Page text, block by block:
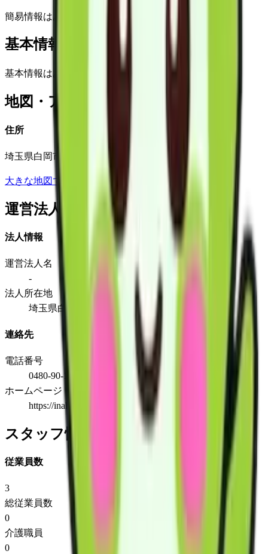
簡易情報はありません
基本情報(詳細)
基本情報はありません
地図・アクセス
住所
埼玉県白岡市西3-5-1
大きな地図で見る
運営法人
法人情報
運営法人名
-
法人所在地
埼玉県白岡市西3-5-1
連絡先
電話番号
0480-90-1745
ホームページ
https://inahonosato.jimdo.com/
スタッフ情報
従業員数
3
総従業員数
0
介護職員
0